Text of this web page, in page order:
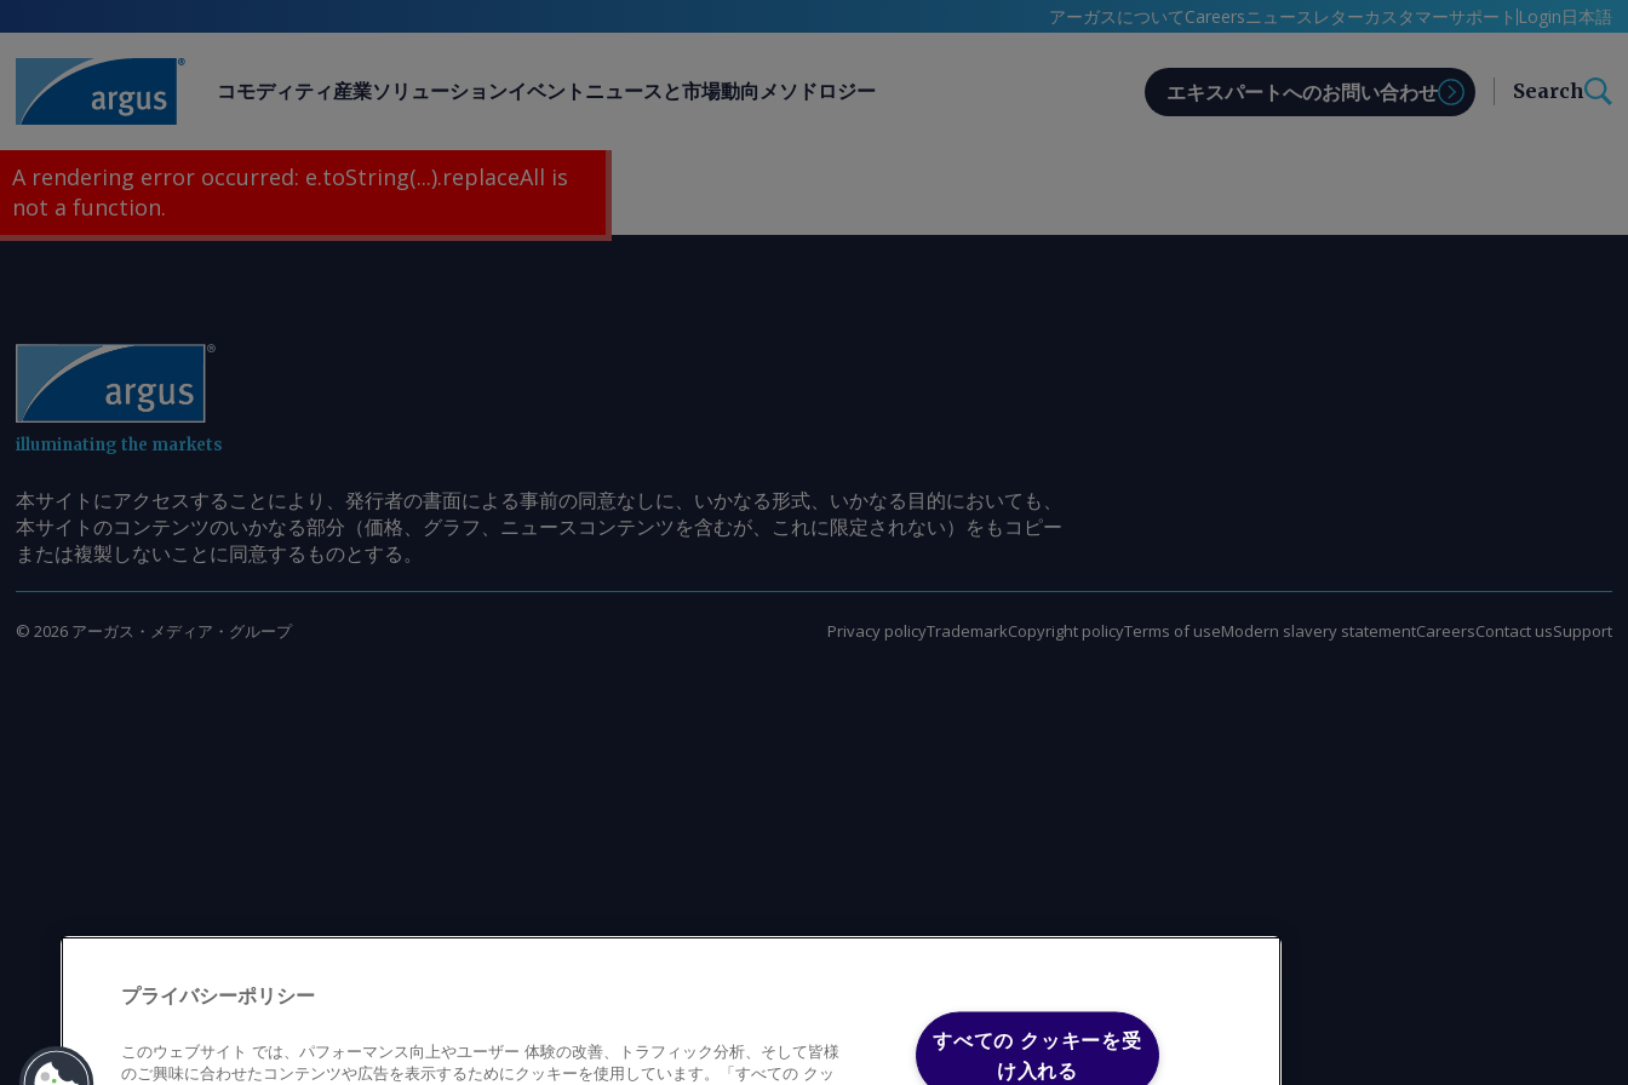
アーガスについてCareersニュースレターカスタマーサポート Login日本語
コモディティ産業ソリューションイベント ニュースと市場動向メソドロジー エキスパートへのお問い合わせ Search
A rendering error occurred: e.toString(...).replaceAll is
not a function.
illuminating the markets
本サイトにアクセスすることにより、発行者の書面による事前の同意なしに、いかなる形式、いかなる目的においても、
本サイトのコンテンツのいかなる部分（価格、グラフ、ニュースコンテンツを含むが、これに限定されない）をもコピー
または複製しないことに同意するものとする。
© 2026 アーガス・メディア・グループ Privacy policyTrademarkCopyright policyTerms of useModern slavery statementCareersContact usSupport
プライバシーポリシー
このウェブサイト では、パフォーマンス向上やユーザー 体験の改善、トラフィック分析、そして皆様
のご興味に合わせたコンテンツや広告を表示するためにクッキーを使用しています。「すべての クッ
すべての クッキーを受
け入れる